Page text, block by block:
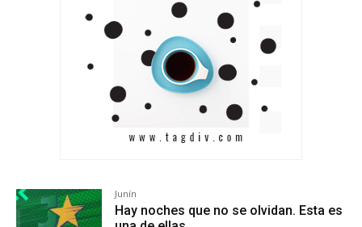
Junín
Hay noches que no se olvidan. Esta es